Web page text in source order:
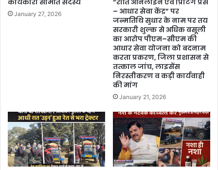
January 27, 2026
– आधार सेवा केंद्र” पर
जन्मतिथि सुधार के नाम पर तय
सरकारी शुल्क से अधिक वसूली
का आरोप पीएम–सीएम की
आधार सेवा योजना को बदनाम
करता प्रकरण, जिला प्रशासन से
तत्काल जांच, लाइसेंस
निरस्तीकरण व कड़ी कार्यवाही
की मांग
January 21, 2026